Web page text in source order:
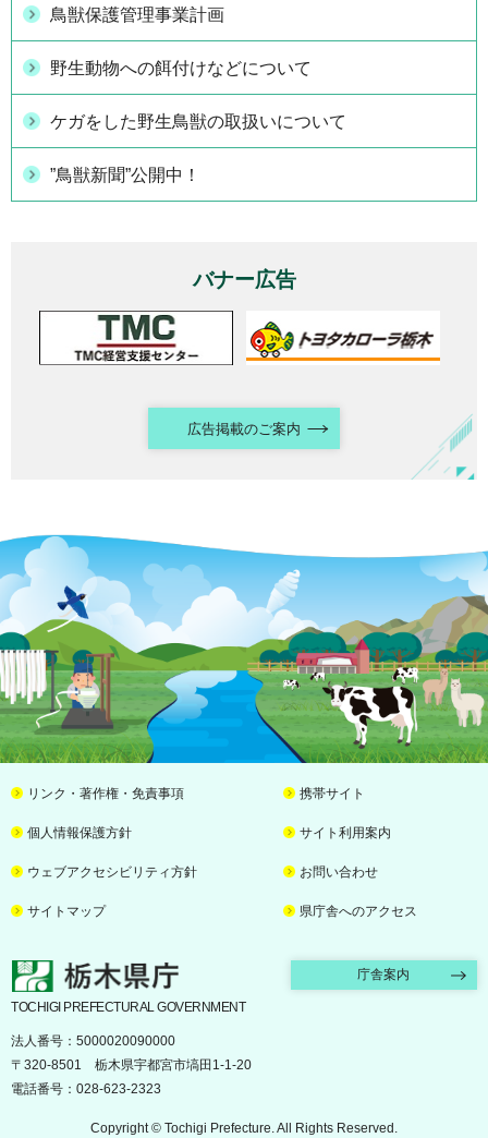
鳥獣保護管理事業計画
野生動物への餌付けなどについて
ケガをした野生鳥獣の取扱いについて
”鳥獣新聞”公開中！
バナー広告
広告掲載のご案内
リンク・著作権・免責事項 携帯サイト
個人情報保護方針 サイト利用案内
ウェブアクセシビリティ方針 お問い合わせ
サイトマップ 県庁舎へのアクセス
栃木県庁 庁舎案内
TOCHIGI PREFECTURAL GOVERNMENT
法人番号：5000020090000
〒320-8501 栃木県宇都宮市塙田1-1-20
電話番号：028-623-2323
Copyright © Tochigi Prefecture. All Rights Reserved.